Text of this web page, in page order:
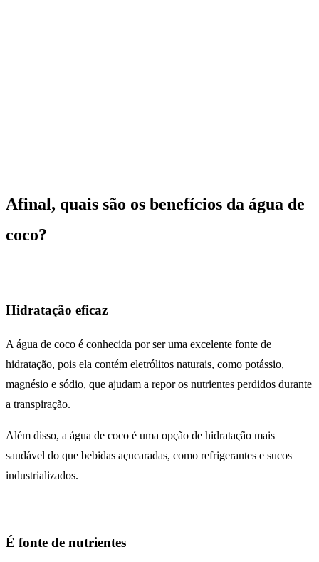
Afinal, quais são os benefícios da água de
coco?
Hidratação eficaz
A água de coco é conhecida por ser uma excelente fonte de
hidratação, pois ela contém eletrólitos naturais, como potássio,
magnésio e sódio, que ajudam a repor os nutrientes perdidos durante
a transpiração.
Além disso, a água de coco é uma opção de hidratação mais
saudável do que bebidas açucaradas, como refrigerantes e sucos
industrializados.
É fonte de nutrientes